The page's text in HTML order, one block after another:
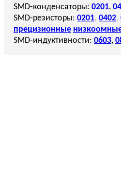
SMD-конденсаторы: 0201,
SMD-резисторы: 0201, 0402,
прецизионные
SMD-индуктивности: 0603,